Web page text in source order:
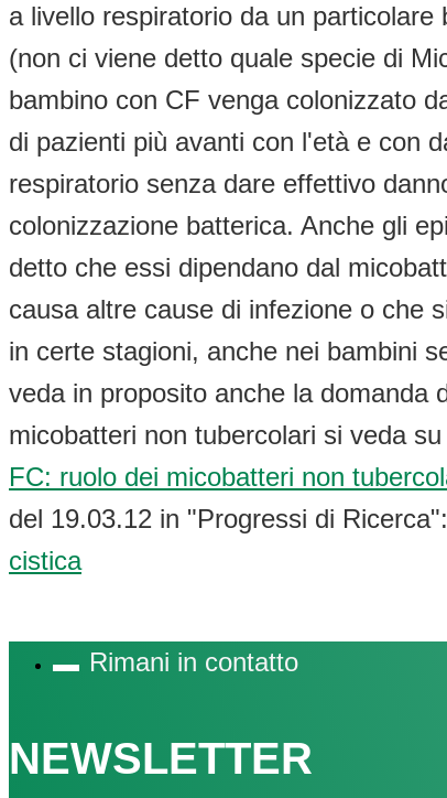
a livello respiratorio da un
(non ci viene detto quale specie di
bambino con CF venga colonizzato
di pazienti più avanti con l'età e con
respiratorio senza dare effettivo
colonizzazione batterica. Anche gli
detto che essi dipendano dal
causa altre cause di infezione o che
in certe stagioni, anche nei bambini
veda in proposito anche la domanda
micobatteri non tubercolari si veda
FC: ruolo dei micobatteri non
del 19.03.12 in "Progressi di Ricerca":
cistica
Rimani in contatto
NEWSLETTER